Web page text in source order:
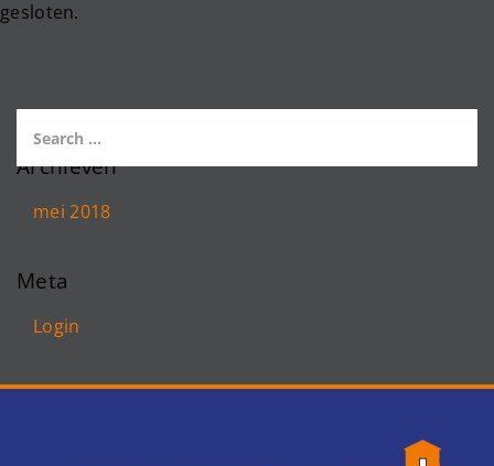
gesloten.
Archieven
mei 2018
Meta
Login